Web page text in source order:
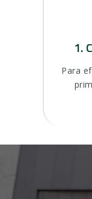
1.
Para